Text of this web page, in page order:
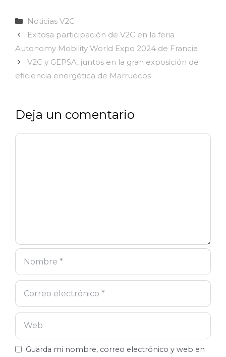
Categorías
Noticias V2C
Exitosa participación de V2C en la feria
Autonomy Mobility World Expo 2024 de Francia
V2C y GEPSA, juntos en la gran exposición de
eficiencia energética de Marruecos
Deja un comentario
Comentario
Nombre
Correo
Web
Guarda mi nombre, correo electrónico y web en